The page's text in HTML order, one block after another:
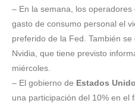
– En la semana, los
gasto de consumo personal el
preferido de la Fed. También
Nvidia, que tiene previsto
miércoles.
– El gobierno de Estados
una participación del 10% en el